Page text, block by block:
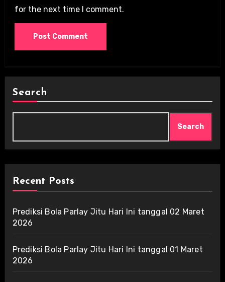
for the next time I comment.
Search
Search
Recent Posts
Prediksi Bola Parlay Jitu Hari Ini tanggal 02 Maret
2026
Prediksi Bola Parlay Jitu Hari Ini tanggal 01 Maret
2026